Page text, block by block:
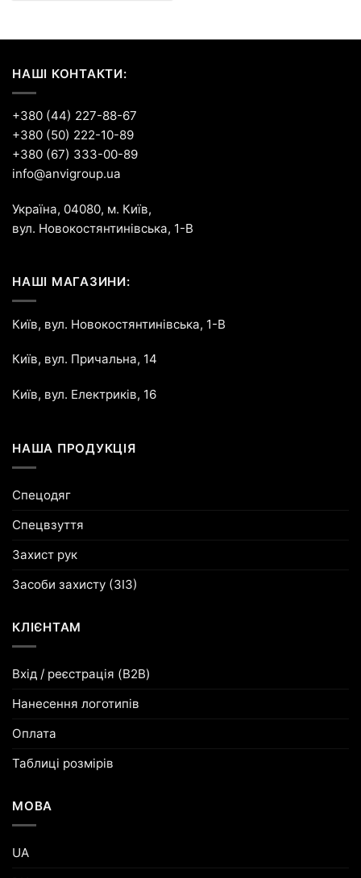
НАШІ КОНТАКТИ:
+380 (44) 227-88-67
+380 (50) 222-10-89
+380 (67) 333-00-89
info@anvigroup.ua
Україна, 04080, м. Київ,
вул. Новокостянтинівська, 1-В
НАШІ МАГАЗИНИ:
Київ, вул. Новокостянтинівська, 1-В
Київ, вул. Причальна, 14
Київ, вул. Електриків, 16
НАША ПРОДУКЦІЯ
Спецодяг
Спецвзуття
Захист рук
Засоби захисту (ЗІЗ)
КЛІЄНТАМ
Вхід / реєстрація (B2B)
Нанесення логотипів
Оплата
Таблиці розмірів
МОВА
UA